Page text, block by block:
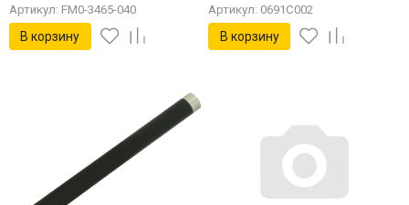
Артикул: FM0-3465-040
В корзину
Артикул: 0691C002
В корзину